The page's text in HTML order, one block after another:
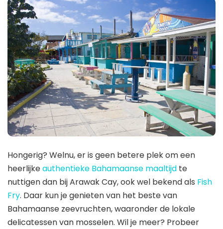
Hongerig? Welnu, er is geen betere plek om een ​​
heerlijkeauthentieke Bahamaanse maaltijd te
nuttigen dan bij Arawak Cay, ook wel bekend als Fish
Fry. Daar kun je genieten van het beste van
Bahamaanse zeevruchten, waaronder de lokale
delicatessen van mosselen. Wil je meer? Probeer